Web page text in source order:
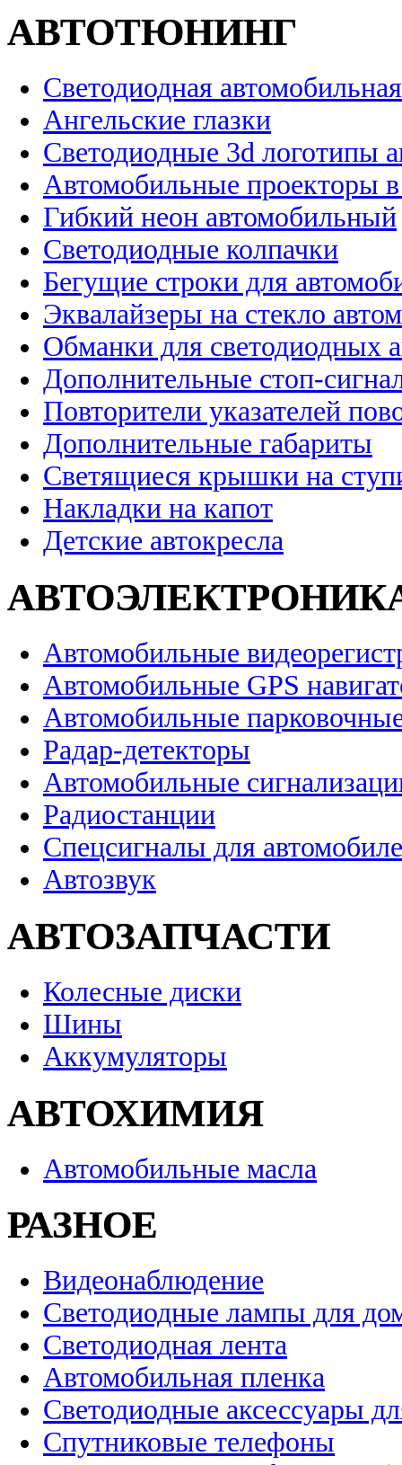
АВТОТЮНИНГ
Светодиодная
Ангельские глазки
Светодиодные 3d логотипы
Автомобильные проекторы
Гибкий неон автомобильный
Светодиодные колпачки
Бегущие строки для
Эквалайзеры на стекло
Обманки для светодиодных
Дополнительные стоп-
Повторители указателей
Дополнительные габариты
Светящиеся крышки на
Накладки на капот
Детские автокресла
Автомобильные
Автомобильные GPS
Автомобильные
Радар-детекторы
Автомобильные
Радиостанции
Спецсигналы для
Автозвук
АВТОЗАПЧАСТИ
Колесные диски
Шины
Аккумуляторы
АВТОХИМИЯ
Автомобильные масла
РАЗНОЕ
Видеонаблюдение
Светодиодные лампы для
Светодиодная лента
Автомобильная пленка
Светодиодные аксессуары
Спутниковые телефоны